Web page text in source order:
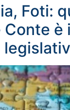
Foti:
Conte è